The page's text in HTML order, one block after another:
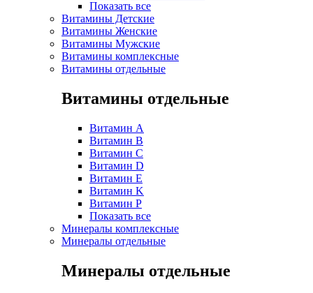
Показать все
Витамины Детские
Витамины Женские
Витамины Мужские
Витамины комплексные
Витамины отдельные
Витамины отдельные
Витамин A
Витамин B
Витамин C
Витамин D
Витамин E
Витамин K
Витамин P
Показать все
Минералы комплексные
Минералы отдельные
Минералы отдельные